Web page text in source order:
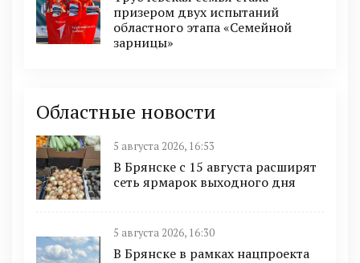
призером двух испытаний
областного этапа «Семейной
зарницы»
Областные новости
5 августа 2026, 16:53
В Брянске с 15 августа расширят
сеть ярмарок выходного дня
5 августа 2026, 16:30
В Брянске в рамках нацпроекта